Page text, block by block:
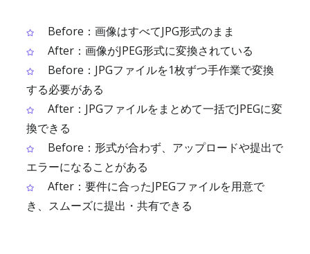
Before：画像はすべてJPG形式のまま
After：画像がJPEG形式に変換されている
Before：JPGファイルを1枚ずつ手作業で変換
する必要がある
After：JPGファイルをまとめて一括でJPEGに変
換できる
Before：形式が合わず、アップロードや提出で
エラーになることがある
After：要件に合ったJPEGファイルを用意で
き、スムーズに提出・共有できる